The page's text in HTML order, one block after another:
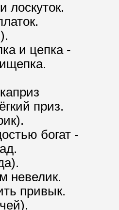
лоскуток.
и цепка -
приз.
богат -
невелик.
привык.